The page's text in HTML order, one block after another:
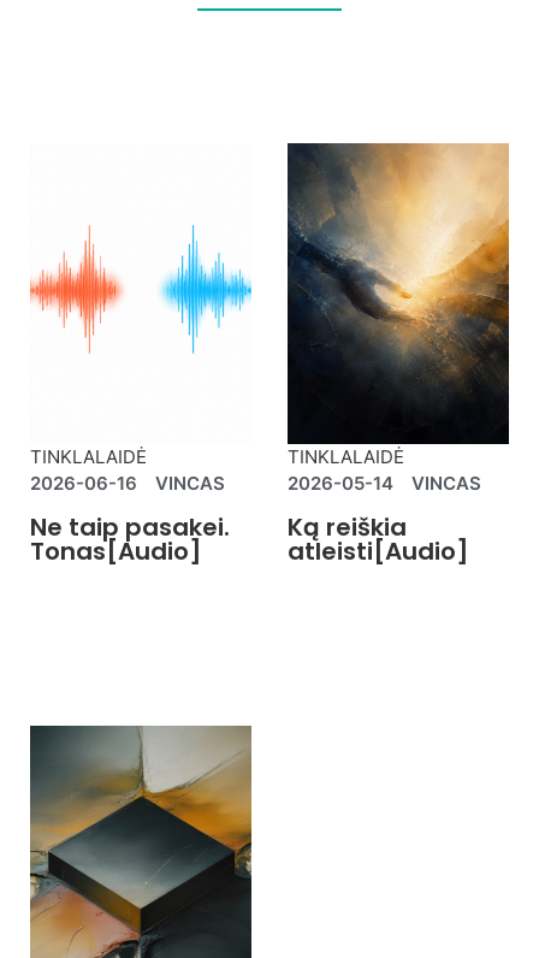
TINKLALAIDĖ
2026-06-16
VINCAS
Ne taip pasakei.
Tonas[Audio]
TINKLALAIDĖ
2026-05-14
VINCAS
Ką reiškia
atleisti[Audio]